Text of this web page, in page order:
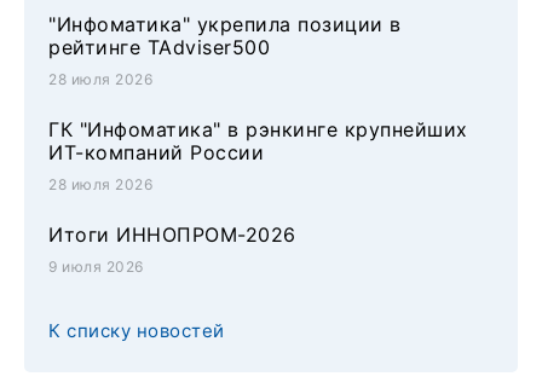
"Инфоматика" укрепила позиции в
рейтинге TAdviser500
28 июля 2026
ГК "Инфоматика" в рэнкинге крупнейших
ИТ-компаний России
28 июля 2026
Итоги ИННОПРОМ-2026
9 июля 2026
К списку новостей